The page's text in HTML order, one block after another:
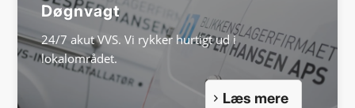
Døgnvagt
24/7 akut VVS. Vi rykker hurtigt ud i
lokalområdet.
Læs mere